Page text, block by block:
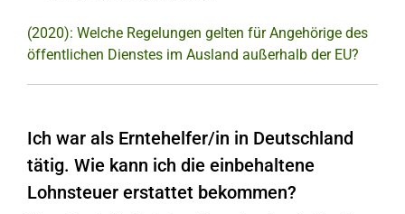
(2020): Welche Regelungen gelten für Angehörige des
öffentlichen Dienstes im Ausland außerhalb der EU?
Ich war als Erntehelfer/in in Deutschland
tätig. Wie kann ich die einbehaltene
Lohnsteuer erstattet bekommen?